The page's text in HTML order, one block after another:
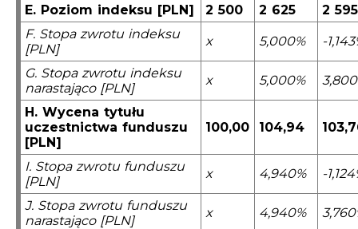
E. Poziom indeksu [PLN]
2 500 2 625
2 595
F. Stopa zwrotu indeksu
[PLN]
x 5,000% -
G. Stopa zwrotu indeksu
narastająco [PLN]
x 5,000%
H. Wycena tytułu
uczestnictwa funduszu
[PLN]
100,00 104,94
I. Stopa zwrotu funduszu
[PLN]
x 4,940% -
J. Stopa zwrotu funduszu
narastająco [PLN]
x 4,940%